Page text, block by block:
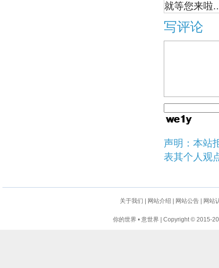
就等您来啦
写评论
声明：本站
表其个人观
关于我们 网站介绍 网站公告 网站
你的世界 • 意世界 | Copyright © 2015-